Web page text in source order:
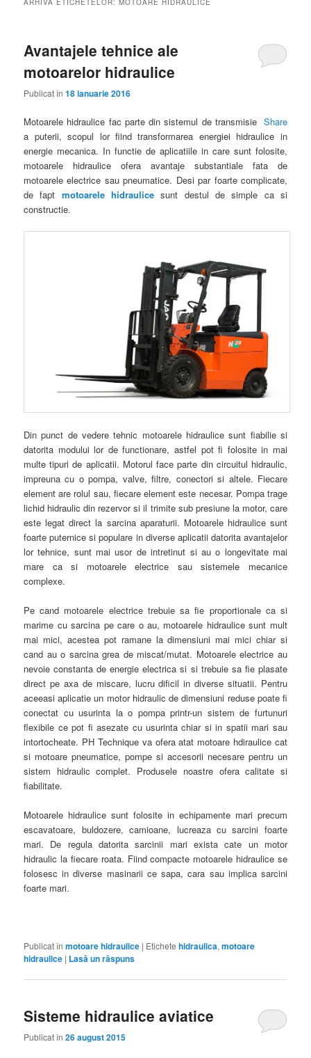
Avantajele tehnice ale
motoarelor hidraulice
Publicat în18 ianuarie 2016
Share
Motoarele hidraulice fac parte din sistemul de transmisie
a puterii, scopul lor fiind transformarea energiei hidraulice in
energie mecanica. In functie de aplicatiile in care sunt folosite,
motoarele hidraulice ofera avantaje substantiale fata de
motoarele electrice sau pneumatice. Desi par foarte complicate,
de fapt motoarele hidraulice sunt destul de simple ca si
constructie.
Din punct de vedere tehnic motoarele hidraulice sunt fiabilie si
datorita modului lor de functionare, astfel pot fi folosite in mai
multe tipuri de aplicatii. Motorul face parte din circuitul hidraulic,
impreuna cu o pompa, valve, filtre, conectori si altele. Fiecare
element are rolul sau, fiecare element este necesar. Pompa trage
lichid hidraulic din rezervor si il trimite sub presiune la motor, care
este legat direct la sarcina aparaturii. Motoarele hidraulice sunt
foarte puternice si populare in diverse aplicatii datorita avantajelor
lor tehnice, sunt mai usor de intretinut si au o longevitate mai
mare ca si motoarele electrice sau sistemele mecanice
complexe.
Pe cand motoarele electrice trebuie sa fie proportionale ca si
marime cu sarcina pe care o au, motoarele hidraulice sunt mult
mai mici, acestea pot ramane la dimensiuni mai mici chiar si
cand au o sarcina grea de miscat/mutat. Motoarele electrice au
nevoie constanta de energie electrica si si trebuie sa fie plasate
direct pe axa de miscare, lucru dificil in diverse situatii. Pentru
aceeasi aplicatie un motor hidraulic de dimensiuni reduse poate fi
conectat cu usurinta la o pompa printr-un sistem de furtunuri
flexibile ce pot fi asezate cu usurinta chiar si in spatii mari sau
intortocheate. PH Technique va ofera atat motoare hdiraulice cat
si motoare pneumatice, pompe si accesorii necesare pentru un
sistem hidraulic complet. Produsele noastre ofera calitate si
fiabilitate.
Motoarele hidraulice sunt folosite in echipamente mari precum
escavatoare, buldozere, camioane, lucreaza cu sarcini foarte
mari. De regula datorita sarcinii mari exista cate un motor
hidraulic la fiecare roata. Fiind compacte motoarele hidraulice se
folosesc in diverse masinarii ce sapa, cara sau implica sarcini
foarte mari.
Publicat în motoare hidraulice | Etichete hidraulica,motoare
hidraulice | Lasă un răspuns
Sisteme hidraulice aviatice
Publicat în26 august 2015